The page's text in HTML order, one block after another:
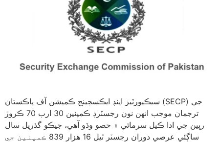
سيڪيورٽيز اينڊ ايڪسچينج ڪميشن آف پاڪستان (SECP) جي
ترجمان موجب انهن نون رجسٽرڊ ڪمپنين 30 ارب 70 ڪروڙ
رپين جي ادا ڪيل سرمائي ۾ حصو وڌو آهي، جيڪو گذريل سال
ساڳئي عرصي دوران رجسٽر ٿيل 16 هزار 839 ڪمپنين جي